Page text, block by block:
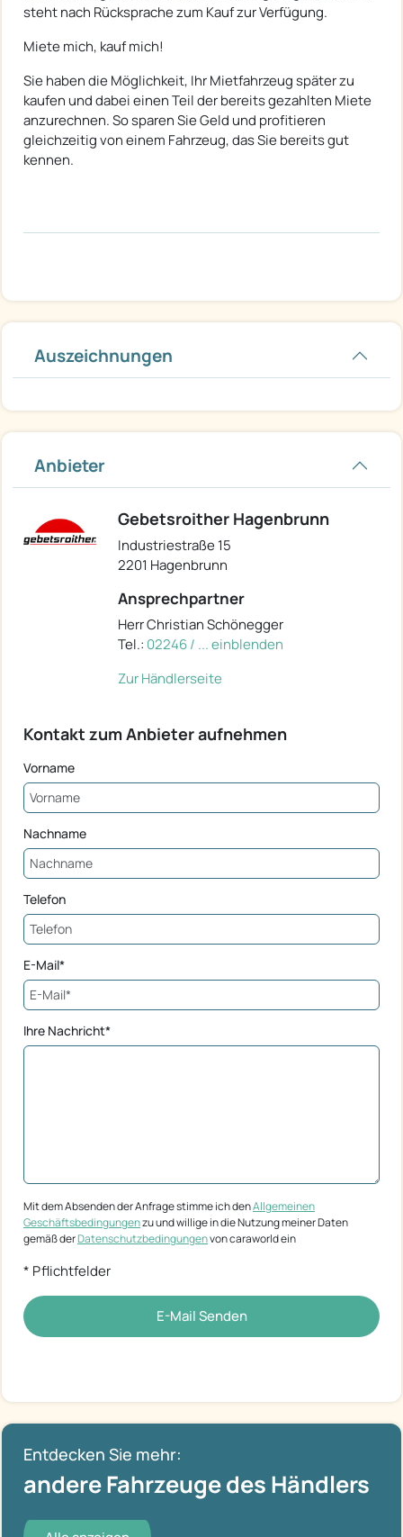
steht nach Rücksprache zum Kauf zur Verfügung.
Miete mich, kauf mich!
Sie haben die Möglichkeit, Ihr Mietfahrzeug später zu
kaufen und dabei einen Teil der bereits gezahlten Miete
anzurechnen. So sparen Sie Geld und profitieren
gleichzeitig von einem Fahrzeug, das Sie bereits gut
kennen.
Auszeichnungen
Anbieter
Gebetsroither Hagenbrunn
Industriestraße 15
2201 Hagenbrunn
Ansprechpartner
Herr Christian Schönegger
Tel.: 02246 / ... einblenden
Zur Händlerseite
Kontakt zum Anbieter aufnehmen
Vorname
Nachname
Telefon
E-Mail*
Ihre Nachricht*
Mit dem Absenden der Anfrage stimme ich denAllgemeinen
Geschäftsbedingungenzu und willige in die Nutzung meiner Daten
gemäß derDatenschutzbedingungenvon caraworld ein
* Pflichtfelder
E-Mail Senden
Entdecken Sie mehr:
andere Fahrzeuge des Händlers